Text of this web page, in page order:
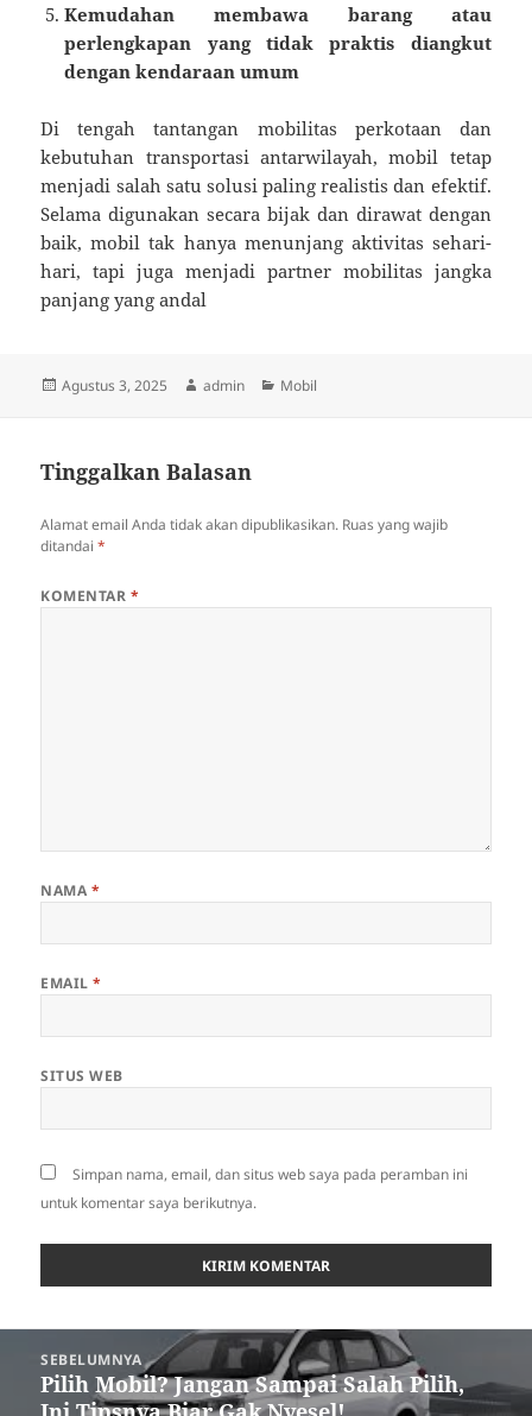
Kemudahan membawa barang atau
perlengkapan yang tidak praktis diangkut
dengan kendaraan umum
Di tengah tantangan mobilitas perkotaan dan
kebutuhan transportasi antarwilayah, mobil tetap
menjadi salah satu solusi paling realistis dan efektif.
Selama digunakan secara bijak dan dirawat dengan
baik, mobil tak hanya menunjang aktivitas sehari-
hari, tapi juga menjadi partner mobilitas jangka
panjang yang andal
Diposkan
Agustus 3, 2025 Penulis
admin Kategori
Mobil
Tinggalkan Balasan
Alamat email Anda tidak akan dipublikasikan. Ruas yang wajib
ditandai*
KOMENTAR *
NAMA *
EMAIL*
SITUS WEB
Simpan nama, email, dan situs web saya pada peramban ini
untuk komentar saya berikutnya.
SEBELUMNYA
Pos
Pilih Mobil? Jangan Sampai Salah Pilih,